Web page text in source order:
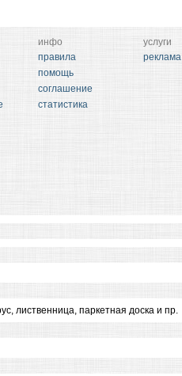
инфо
правила
помощь
соглашение
статистика
услуги
реклама
лиственница, паркетная доска и пр.